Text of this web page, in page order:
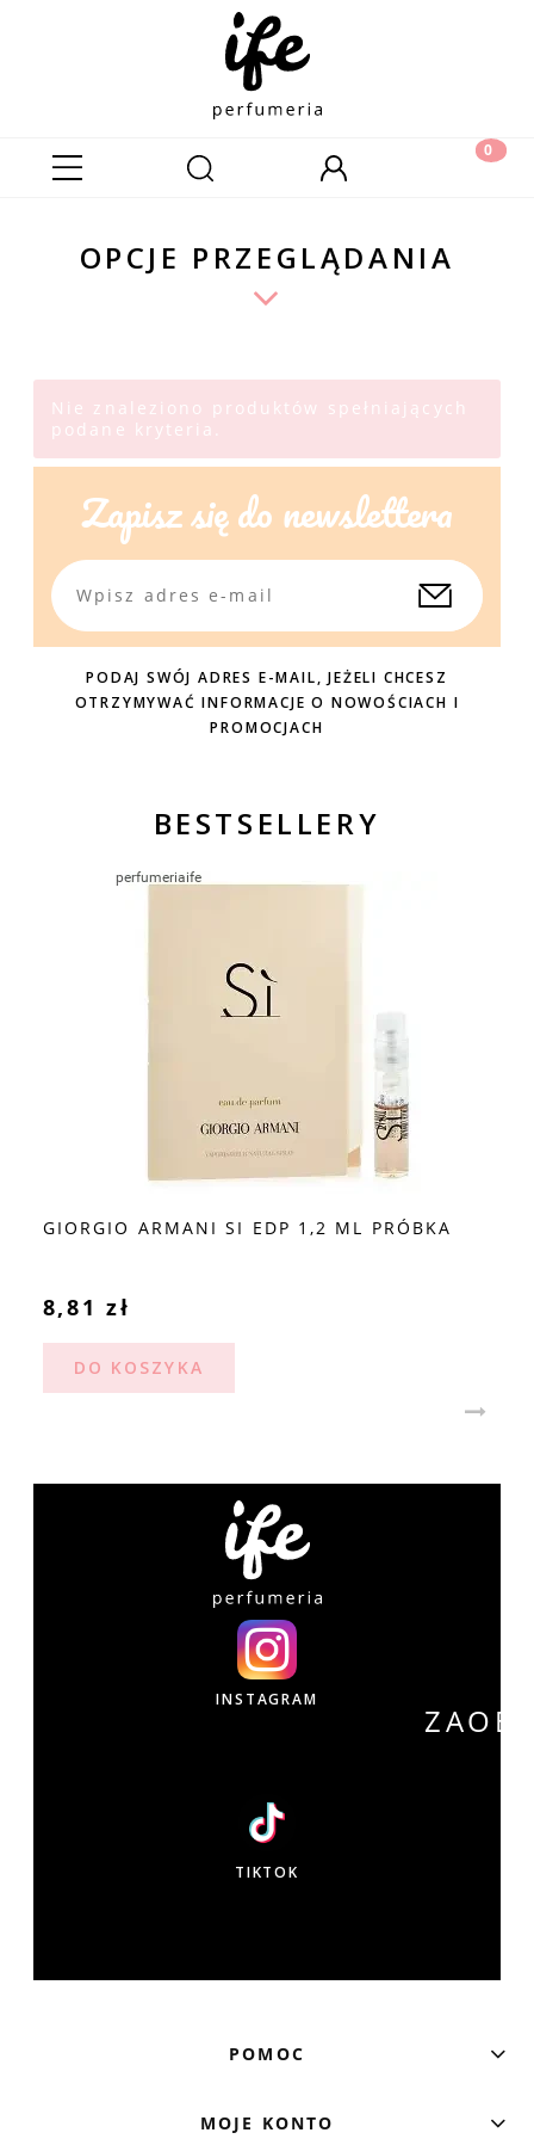
OPCJE PRZEGLĄDANIA
Nie znaleziono produktów spełniających
podane kryteria.
Zapisz się do newslettera
PODAJ SWÓJ ADRES E-MAIL, JEŻELI CHCESZ
OTRZYMYWAĆ INFORMACJE O NOWOŚCIACH I
PROMOCJACH
BESTSELLERY
GIORGIO ARMANI SI EDP 1,2 ML PRÓBKA
8,81 zł
DO KOSZYKA
INSTAGRAM
TIKTOK
POMOC
MOJE KONTO